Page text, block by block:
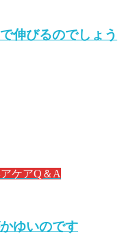
伸びるのでしょう
ケアQ＆A
ゆいのです